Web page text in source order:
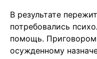
В результате
потребовались
помощь. Приговором
осужденному